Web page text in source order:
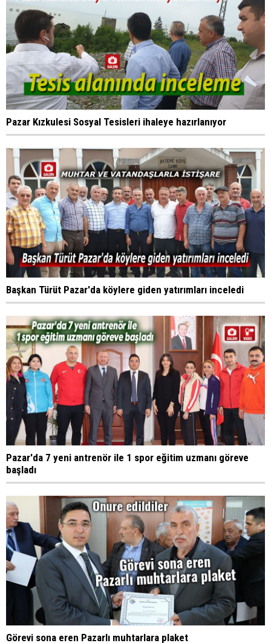
Pazar Kızkulesi Sosyal Tesisleri ihaleye hazırlanıyor
Başkan Türüt Pazar'da köylere giden yatırımları inceledi
Pazar'da 7 yeni antrenör ile 1 spor eğitim uzmanı göreve
başladı
Görevi sona eren Pazarlı muhtarlara plaket